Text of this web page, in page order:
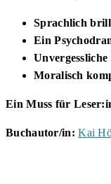
Sprachlich
Ein
Moralisch
Ein Muss für
Buchautor/in:Kai